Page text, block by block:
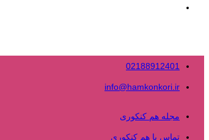
02188912401
info@hamkonkori.ir
مجله هم کنکوری
تماس با هم کنکوری